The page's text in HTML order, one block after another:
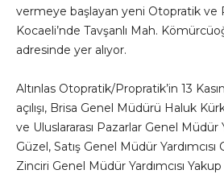
vermeye başlayan yeni Otopratik ve
Kocaeli’nde Tavşanlı Mah.
adresinde yer alıyor.
Altınlas Otopratik/Propratik’in 13
açılışı, Brisa Genel Müdürü Haluk
ve Uluslararası Pazarlar Genel Müdür
Güzel, Satış Genel Müdür
Zinciri Genel Müdür Yardımcısı